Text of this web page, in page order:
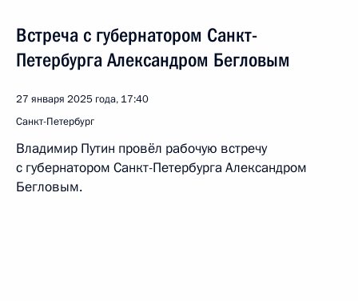
Встреча с губернатором Санкт-
Петербурга Александром Бегловым
27 января 2025 года, 17:40
Санкт-Петербург
Владимир Путин провёл рабочую встречу
с губернатором Санкт-Петербурга Александром
Бегловым.